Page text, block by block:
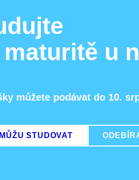
maturitě u
můžete podávat do 10.
STUDOVAT